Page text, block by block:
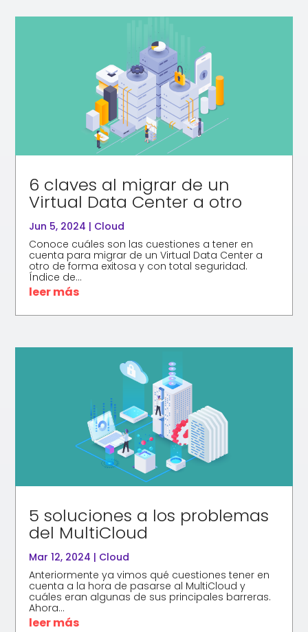
6 claves al migrar de un
Virtual Data Center a otro
Jun 5, 2024 | Cloud
Conoce cuáles son las cuestiones a tener en
cuenta para migrar de un Virtual Data Center a
otro de forma exitosa y con total seguridad.
Índice de...
leer más
5 soluciones a los problemas
del MultiCloud
Mar 12, 2024 | Cloud
Anteriormente ya vimos qué cuestiones tener en
cuenta a la hora de pasarse al MultiCloud y
cuáles eran algunas de sus principales barreras.
Ahora...
leer más